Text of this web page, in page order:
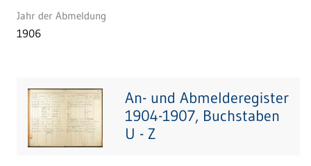
Jahr der Abmeldung
1906
An- und Abmelderegister
1904-1907, Buchstaben
U - Z